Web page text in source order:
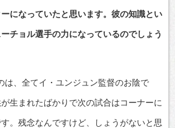
になっていたと思います。彼の知識とい
チョル選手の力になっているのでしょう
は、全てイ・ユンジュン監督のお陰で
生まれたばかりで次の試合はコーナーに
。残念なんですけど、しょうがないと思